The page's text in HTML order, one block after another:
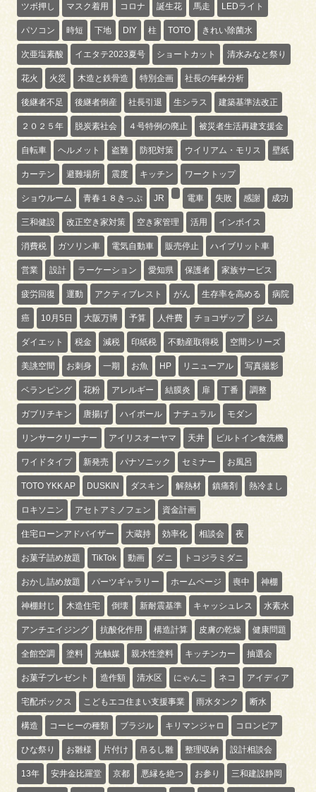
ツボ押し マスク着用 コロナ 誕生花 馬走 LEDライト
パソコン 時短 下地 DIY 柱 TOTO きれい除菌水
次亜塩素酸 イエタテ2023夏号 ショートカット 清水みなと祭り
花火 火災 木造と鉄骨造 特別企画 社長の年齢分析
後継者不足 後継者倒産 社長引退 生シラス 建築基準法改正
２０２５年 脱炭素社会 ４号特例の廃止 被災者生活再建支援金
自転車 ヘルメット 盗難 防犯対策 ウイリアム・モリス 壁紙
カーテン 避難場所 震度 キッチン ワークトップ
ショウルーム 青春１８きっぷ JR 電車 失敗 感謝 成功
三和健設 改正空き家対策 空き家管理 活用 インボイス
消費税 ガソリン車 電気自動車 販売停止 ハイブリット車
営業 設計 ラーケーション 愛知県 保護者 家族サービス
疲労回復 運動 アクティブレスト がん 生存率を高める 病院
癌 10月5日 大阪万博 予算 人件費 チョコザップ ジム
ダイエット 税金 減税 印紙税 不動産取得税 空間シリーズ
美誂空間 お刺身 一期 お魚 HP リニューアル 写真撮影
ベランピング 花粉 アレルギー 結膜炎 扉 丁番 調整
ガブリチキン 唐揚げ ハイボール ナチュラル モダン
リンサークリーナー アイリスオーヤマ 天井 ビルトイン食洗機
ワイドタイプ 新発売 パナソニック セミナー お風呂
TOTO YKK AP DUSKIN ダスキン 解熱材 鎮痛剤 熱冷まし
ロキソニン アセトアミノフェン 資金計画
住宅ローンアドバイザー 大蔵持 効率化 相談会 夜
お菓子詰め放題 TikTok 動画 ダニ トコジラミダニ
おかし詰め放題 パーツギャラリー ホームページ 喪中 神棚
神棚封じ 木造住宅 倒壊 新耐震基準 キャッシュレス 水素水
アンチエイジング 抗酸化作用 構造計算 皮膚の乾燥 健康問題
全館空調 塗料 光触媒 親水性塗料 キッチンカー 抽選会
お菓子プレゼント 造作額 清水区 にゃんこ ネコ アイディア
宅配ボックス こどもエコ住まい支援事業 雨水タンク 断水
構造 コーヒーの種類 ブラジル キリマンジャロ コロンビア
ひな祭り お雛様 片付け 吊るし雛 整理収納 設計相談会
13年 安井金比羅堂 京都 悪縁を絶つ お参り 三和建設静岡